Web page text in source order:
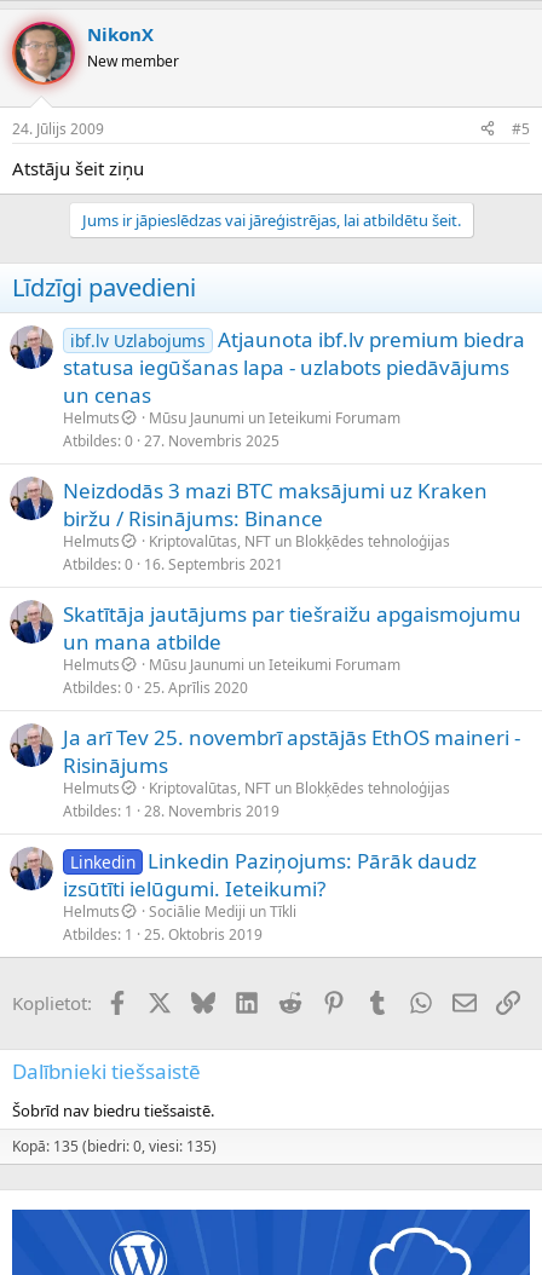
NikonX
New member
24. Jūlijs 2009 #5
Atstāju šeit ziņu
Jums ir jāpieslēdzas vai jāreģistrējas, lai atbildētu šeit.
Līdzīgi pavedieni
ibf.lv Uzlabojums Atjaunota ibf.lv premium biedra
statusa iegūšanas lapa - uzlabots piedāvājums
un cenas
Helmuts
Mūsu Jaunumi un Ieteikumi Forumam
Atbildes 0 27. Novembris 2025
Neizdodās 3 mazi BTC maksājumi uz Kraken
biržu / Risinājums: Binance
Helmuts
Kriptovalūtas, NFT un Blokķēdes tehnoloģijas
Atbildes 0 16. Septembris 2021
Skatītāja jautājums par tiešraižu apgaismojumu
un mana atbilde
Helmuts
Mūsu Jaunumi un Ieteikumi Forumam
Atbildes 0 25. Aprīlis 2020
Ja arī Tev 25. novembrī apstājās EthOS maineri -
Risinājums
Helmuts
Kriptovalūtas, NFT un Blokķēdes tehnoloģijas
Atbildes 1 28. Novembris 2019
Linkedin Linkedin Paziņojums: Pārāk daudz
izsūtīti ielūgumi. Ieteikumi?
Helmuts
Sociālie Mediji un Tīkli
Atbildes 1 25. Oktobris 2019
Koplietot: FacebookX (Twitter)
BlueskyLinkedInReddit PinterestTumblrWhatsApp
E-pasts
Dalībnieki tiešsaistē
Šobrīd nav biedru tiešsaistē.
Kopā: 135 (biedri: 0, viesi: 135)